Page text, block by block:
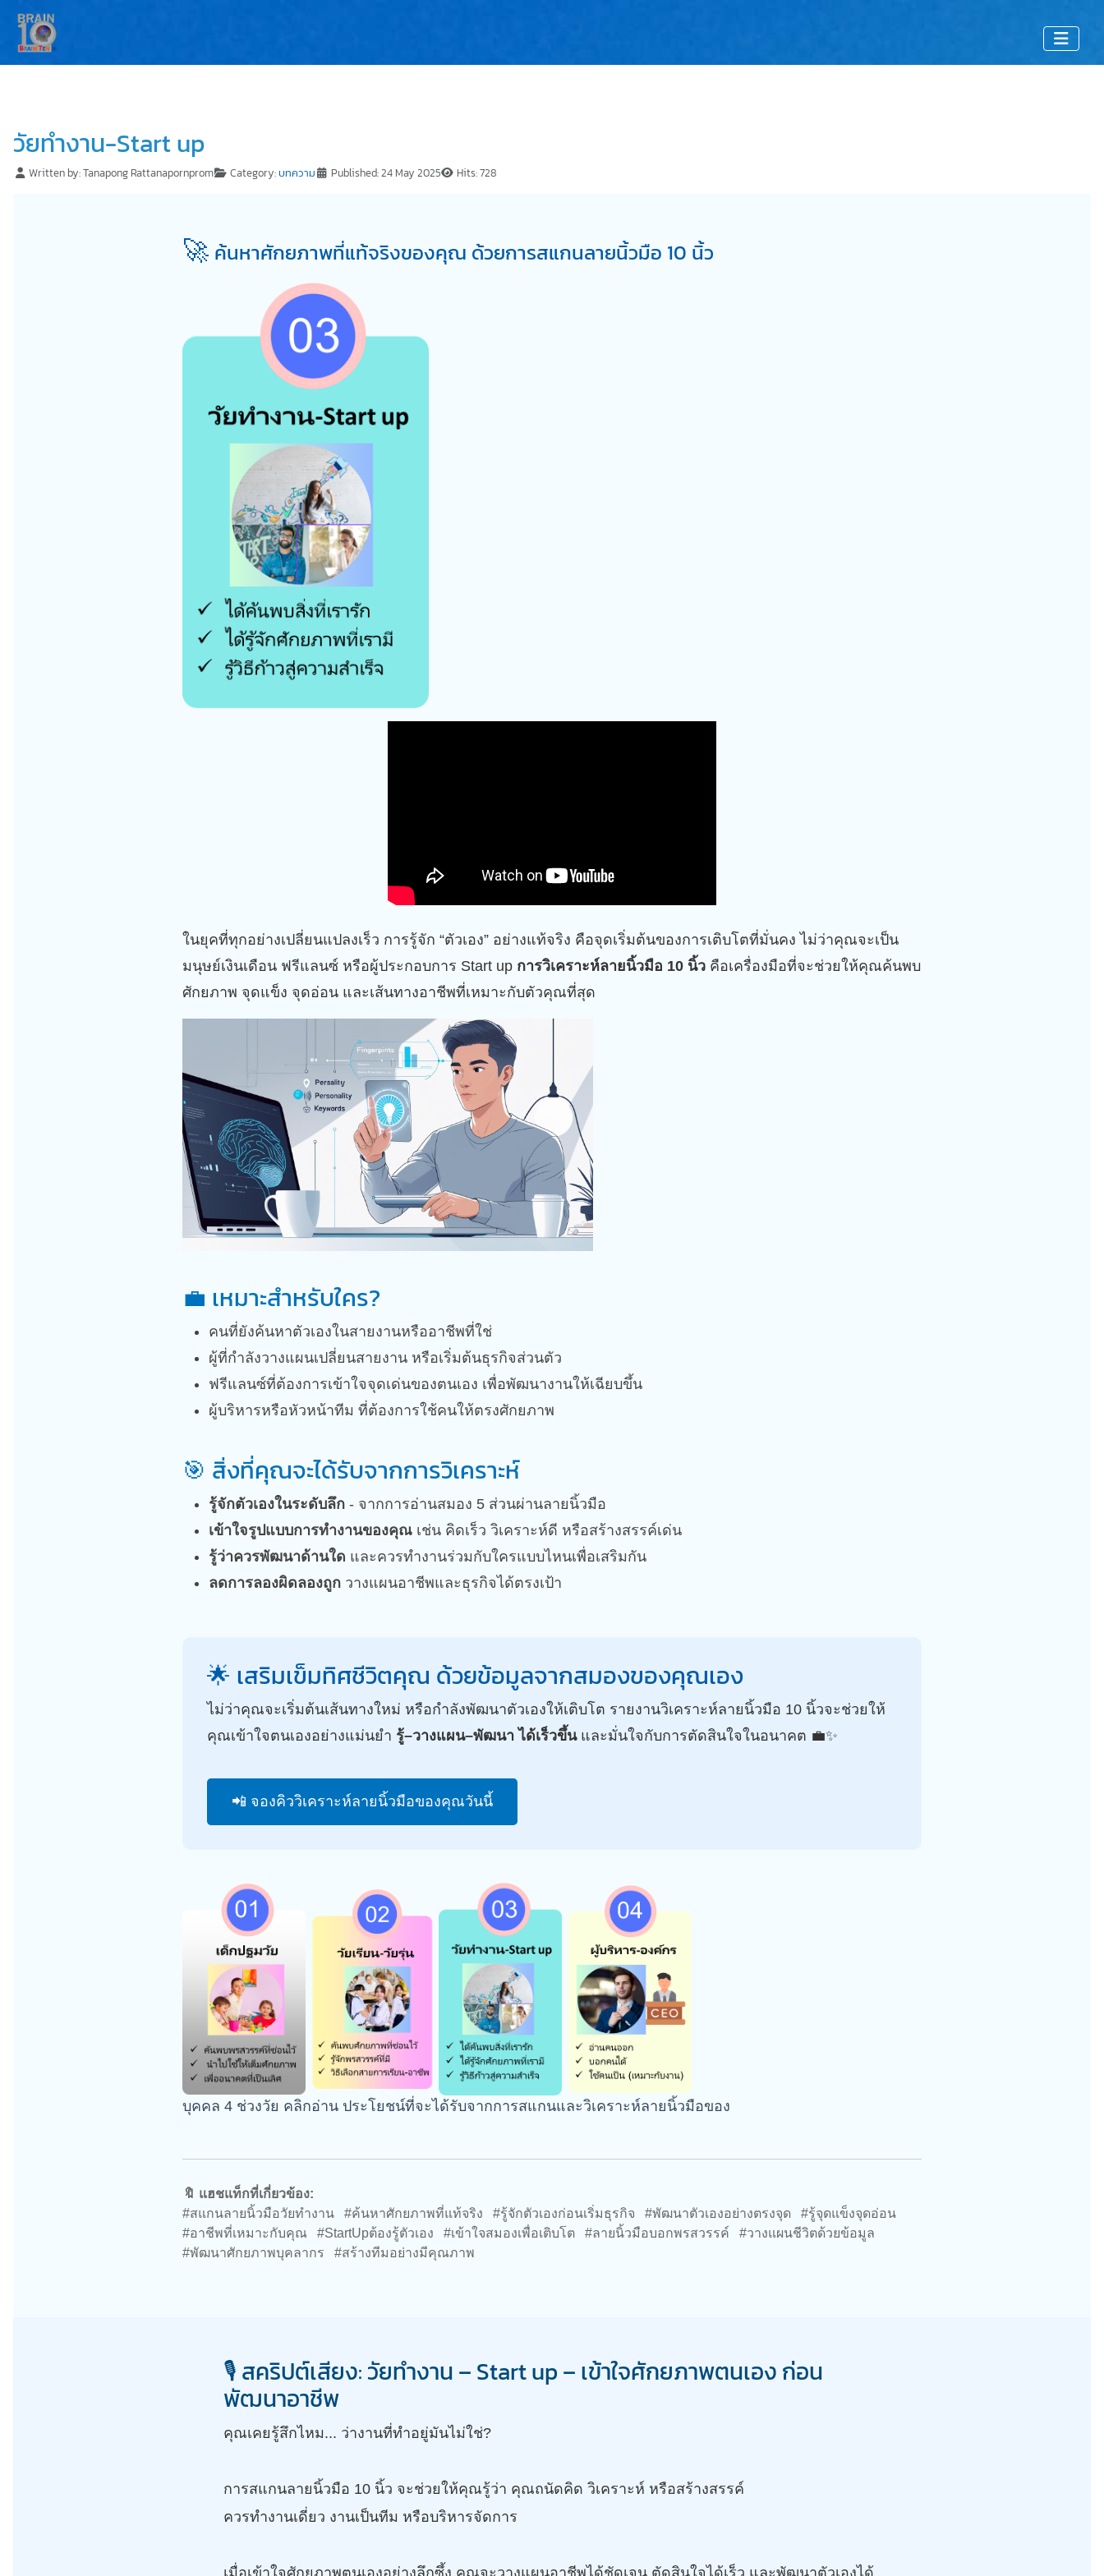
วัยทำงาน-Start up
Written by:Tanapong Rattanapornprom Category:บทความ Published: 24 May 2025 Hits: 728
🚀 ค้นหาศักยภาพที่แท้จริงของคุณ ด้วยการสแกนลายนิ้วมือ 10 นิ้ว
ในยุคที่ทุกอย่างเปลี่ยนแปลงเร็ว การรู้จัก “ตัวเอง” อย่างแท้จริง คือจุดเริ่มต้นของการเติบโตที่มั่นคง ไม่ว่าคุณจะเป็น
มนุษย์เงินเดือน ฟรีแลนซ์ หรือผู้ประกอบการ Start up การวิเคราะห์ลายนิ้วมือ 10 นิ้ว คือเครื่องมือที่จะช่วยให้คุณค้นพบ
ศักยภาพ จุดแข็ง จุดอ่อน และเส้นทางอาชีพที่เหมาะกับตัวคุณที่สุด
💼 เหมาะสำหรับใคร?
คนที่ยังค้นหาตัวเองในสายงานหรืออาชีพที่ใช่
ผู้ที่กำลังวางแผนเปลี่ยนสายงาน หรือเริ่มต้นธุรกิจส่วนตัว
ฟรีแลนซ์ที่ต้องการเข้าใจจุดเด่นของตนเอง เพื่อพัฒนางานให้เฉียบขึ้น
ผู้บริหารหรือหัวหน้าทีม ที่ต้องการใช้คนให้ตรงศักยภาพ
🎯 สิ่งที่คุณจะได้รับจากการวิเคราะห์
รู้จักตัวเองในระดับลึก - จากการอ่านสมอง 5 ส่วนผ่านลายนิ้วมือ
เข้าใจรูปแบบการทำงานของคุณ เช่น คิดเร็ว วิเคราะห์ดี หรือสร้างสรรค์เด่น
รู้ว่าควรพัฒนาด้านใด และควรทำงานร่วมกับใครแบบไหนเพื่อเสริมกัน
ลดการลองผิดลองถูก วางแผนอาชีพและธุรกิจได้ตรงเป้า
🌟 เสริมเข็มทิศชีวิตคุณ ด้วยข้อมูลจากสมองของคุณเอง
ไม่ว่าคุณจะเริ่มต้นเส้นทางใหม่ หรือกำลังพัฒนาตัวเองให้เติบโต รายงานวิเคราะห์ลายนิ้วมือ 10 นิ้วจะช่วยให้
คุณเข้าใจตนเองอย่างแม่นยำ รู้–วางแผน–พัฒนา ได้เร็วขึ้นและมั่นใจกับการตัดสินใจในอนาคต 💼✨
📲 จองคิววิเคราะห์ลายนิ้วมือของคุณวันนี้
บุคคล 4 ช่วงวัย คลิกอ่าน ประโยชน์ที่จะได้รับจากการสแกนและวิเคราะห์ลายนิ้วมือของ
🔖 แฮชแท็กที่เกี่ยวข้อง:
#สแกนลายนิ้วมือวัยทำงาน #ค้นหาศักยภาพที่แท้จริง #รู้จักตัวเองก่อนเริ่มธุรกิจ #พัฒนาตัวเองอย่างตรงจุด #รู้จุดแข็งจุดอ่อน
#อาชีพที่เหมาะกับคุณ #StartUpต้องรู้ตัวเอง #เข้าใจสมองเพื่อเติบโต #ลายนิ้วมือบอกพรสวรรค์ #วางแผนชีวิตด้วยข้อมูล
#พัฒนาศักยภาพบุคลากร #สร้างทีมอย่างมีคุณภาพ
🎙️ สคริปต์เสียง: วัยทำงาน – Start up – เข้าใจศักยภาพตนเอง ก่อน
พัฒนาอาชีพ
คุณเคยรู้สึกไหม... ว่างานที่ทำอยู่มันไม่ใช่?
การสแกนลายนิ้วมือ 10 นิ้ว จะช่วยให้คุณรู้ว่า คุณถนัดคิด วิเคราะห์ หรือสร้างสรรค์
ควรทำงานเดี่ยว งานเป็นทีม หรือบริหารจัดการ
เมื่อเข้าใจศักยภาพตนเองอย่างลึกซึ้ง คุณจะวางแผนอาชีพได้ชัดเจน ตัดสินใจได้เร็ว และพัฒนาตัวเองได้